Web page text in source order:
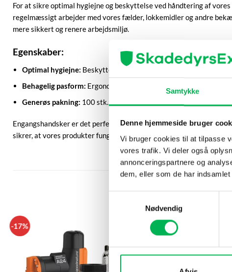
Samtykke
Denne hjemmeside bruger
Vi bruger cookies til at tilpasse
vores trafik. Vi deler også
annonceringspartnere og
dem, eller som de har
Nødvendig
For at sikre optimal hygiejne og beskyttelse ved håndtering af
regelmæssigt arbejder med vores fælder, lokkemidler og andre
mere sikkert og renere arbejdsmiljø.
Egenskaber:
Optimal hygiejne: Beskytter hænderne mod kontaminering
Behagelig pasform: Ergonomisk designet til at give maksimal
Generøs pakning: 100 stk. handsker sikrer, at du altid har et
Engangshandsker er det perfekte supplement til vores sortiment
sikrer, at vores produkter fungerer optimalt, og at du arbejder på en
-17% -28%